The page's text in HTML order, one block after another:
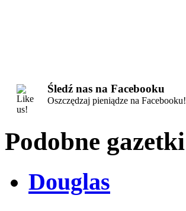
Śledź nas na Facebooku
Oszczędzaj pieniądze na Facebooku!
Podobne gazetki
Douglas